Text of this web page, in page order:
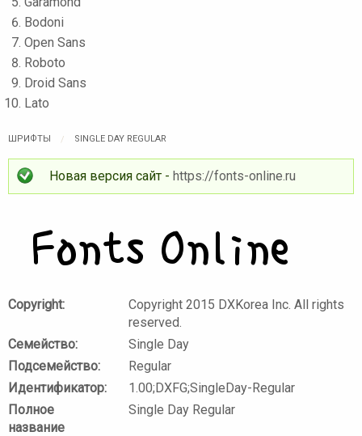
ШРИФТЫ SINGLE DAY REGULAR
Новая версия сайт - https://fonts-online.ru
Copyright:
Copyright 2015 DXKorea Inc. All rights
reserved.
Семейство:
Single Day
Подсемейство:
Regular
Идентификатор:
1.00;DXFG;SingleDay-Regular
Полное
название
Single Day Regular
Bodoni
Open Sans
Roboto
Droid Sans
Lato